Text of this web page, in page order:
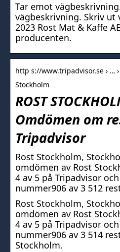
Tar emot
vägbeskrivning. Skriv
2023 Rost Mat & Kaffe
producenten.
http s://www.tripadvisor.se › …
Stockholm
ROST
Omdömen om
Tripadvisor
Rost Stockholm,
omdömen av Rost
4 av 5 på Tripadvisor
nummer906 av 3 512
Rost Stockholm,
omdömen av Rost
4 av 5 på Tripadvisor
nummer906 av 3 514
Stockholm.